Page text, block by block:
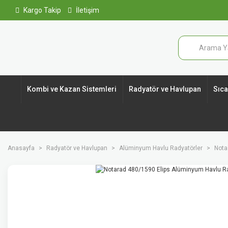
Kargo Takip İletişim
Kombi ve Kazan Sistemleri Radyatör ve Havlupan
Anasayfa Radyatör ve Havlupan Alüminyum Havlu Radyatörler